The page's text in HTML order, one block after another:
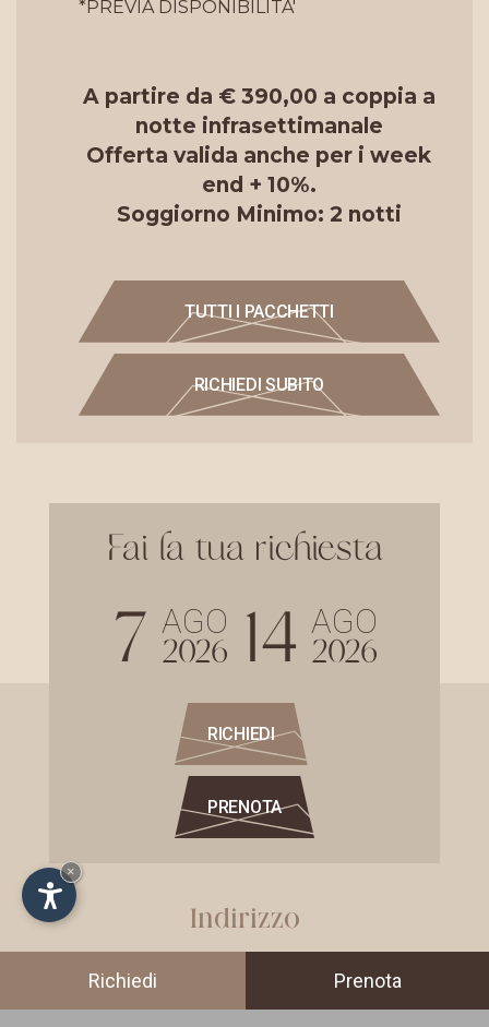
Richiedi Prenota
*PREVIA DISPONIBILITA'
A partire da € 390,00 a coppia a
notte infrasettimanale
Offerta valida anche per i week
end + 10%.
Soggiorno Minimo: 2 notti
TUTTI I PACCHETTI
RICHIEDI SUBITO
Fai la tua richiesta
7 AGO
2026 14 AGO
2026
RICHIEDI
PRENOTA
Indirizzo
38033
×